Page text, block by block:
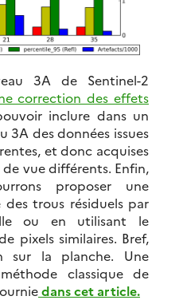
3A de Sentinel-2
correction des effets
inclure dans un
3A des données issues
et donc acquises
de vue différents. Enfin,
proposer une
trous résiduels par
ou en utilisant le
pixels similaires. Bref,
la planche. Une
classique de
dans cet article.